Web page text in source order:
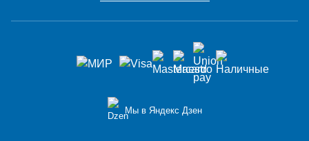
Мы в Яндекс Дзен